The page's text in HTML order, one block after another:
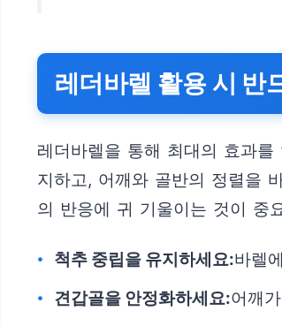
레더바렐 활용 시 반
레더바렐을 통해 최대의 효과
지하고, 어깨와 골반의 정렬을
의 반응에 귀 기울이는 것이 중
척추 중립을 유지하세요:바렐
견갑골을 안정화하세요:어깨